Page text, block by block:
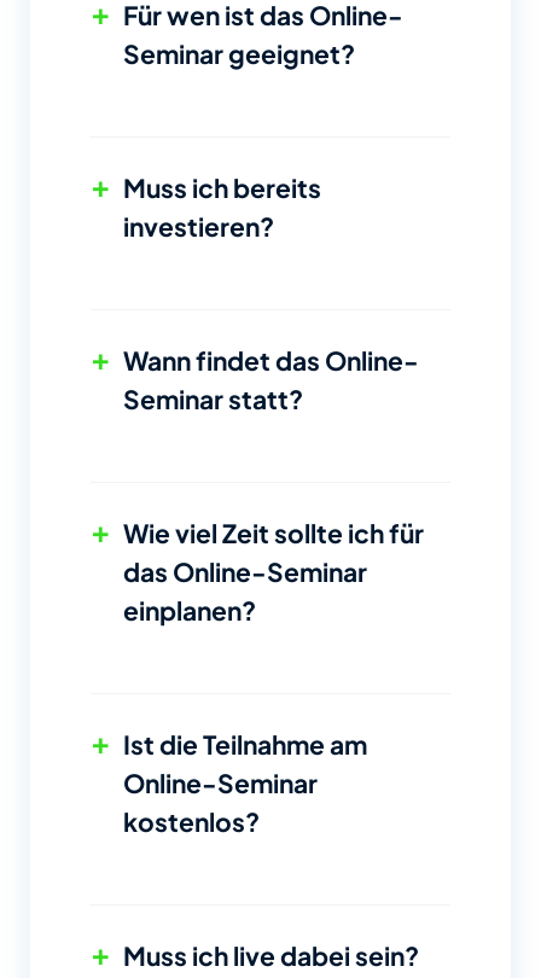
+ Für wen ist das Online-
Seminar geeignet?
+ Muss ich bereits
investieren?
+ Wann findet das Online-
Seminar statt?
+ Wie viel Zeit sollte ich für
das Online-Seminar
einplanen?
+ Ist die Teilnahme am
Online-Seminar
kostenlos?
+ Muss ich live dabei sein?